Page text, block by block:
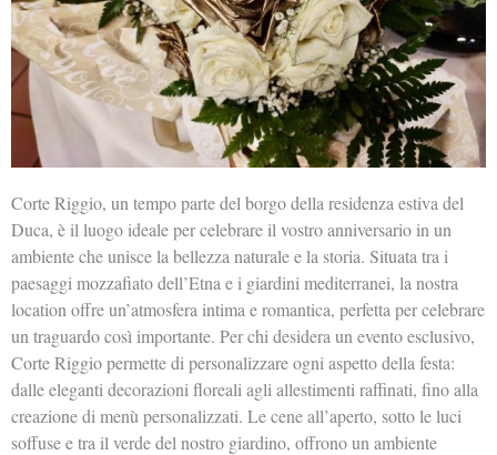
Corte Riggio, un tempo parte del borgo della residenza estiva del
Duca, è il luogo ideale per celebrare il vostro anniversario in un
ambiente che unisce la bellezza naturale e la storia. Situata tra i
paesaggi mozzafiato dell’Etna e i giardini mediterranei, la nostra
location offre un’atmosfera intima e romantica, perfetta per celebrare
un traguardo così importante. Per chi desidera un evento esclusivo,
Corte Riggio permette di personalizzare ogni aspetto della festa:
dalle eleganti decorazioni floreali agli allestimenti raffinati, fino alla
creazione di menù personalizzati. Le cene all’aperto, sotto le luci
soffuse e tra il verde del nostro giardino, offrono un ambiente